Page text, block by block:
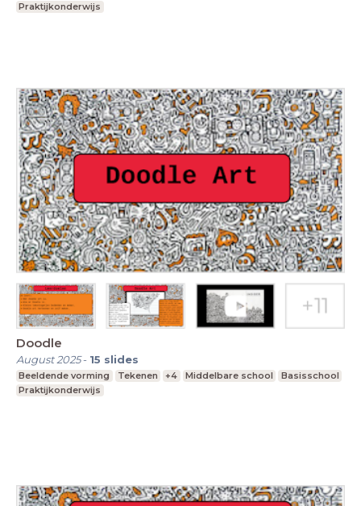
Praktijkonderwijs
Doodle
August 2025- 15 slides
Beeldende vorming Tekenen +4 Middelbare school
Basisschool
Praktijkonderwijs